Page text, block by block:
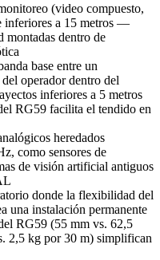
(video compuesto,
inferiores a 15 metros —
montadas dentro de
base entre un
operador dentro del
inferiores a 5 metros
RG59 facilita el tendido en
heredados
como sensores de
de visión artificial antiguos
donde la flexibilidad del
una instalación permanente
RG59 (55 mm vs. 62,5
2,5 kg por 30 m) simplifican